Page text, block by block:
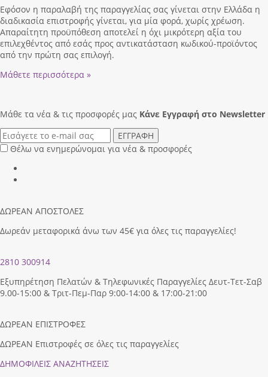
Εφόσον η παραλαβή της παραγγελίας σας γίνεται στην Ελλάδα η
διαδικασία επιστροφής γίνεται, για μία φορά, χωρίς χρέωση.
Απαραίτητη προϋπόθεση αποτελεί η όχι μικρότερη αξία του
επιλεχθέντος από εσάς προς αντικατάσταση κωδικού-προϊόντος
από την πρώτη σας επιλογή.
Μάθετε περισσότερα »
Μάθε τα νέα & τις προσφορές μας Κάνε Eγγραφή στο Newsletter
ΕΓΓΡΑΦΗ
Θέλω να ενημερώνομαι για νέα & προσφορές
ΔΩΡΕΑΝ ΑΠΟΣΤΟΛΕΣ
Δωρεάν μεταφορικά άνω των 45€ για όλες τις παραγγελίες!
2810 300914
Εξυπηρέτηση Πελατών & Τηλεφωνικές Παραγγελίες Δευτ-Τετ-Σαβ
9.00-15:00 & Τριτ-Πεμ-Παρ 9:00-14:00 & 17:00-21:00
ΔΩΡΕΑΝ ΕΠΙΣΤΡΟΦΕΣ
ΔΩΡΕΑΝ Επιστροφές σε όλες τις παραγγελίες
ΔΗΜΟΦΙΛEIΣ ΑΝΑΖΗΤΗΣΕΙΣ